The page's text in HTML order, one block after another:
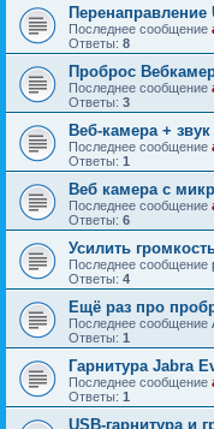
Последнее сообщение
Ответы: 8
Проброс
Последнее сообщение
Ответы: 3
Веб-камера +
Последнее сообщение
Ответы: 1
Веб камера с
Последнее сообщение
Ответы: 6
Усилить
Последнее сообщение
Ответы: 4
Ещё раз про
Последнее сообщение
Ответы: 1
Гарнитура Jabra
Последнее сообщение
Ответы: 1
USB-гарнитура и